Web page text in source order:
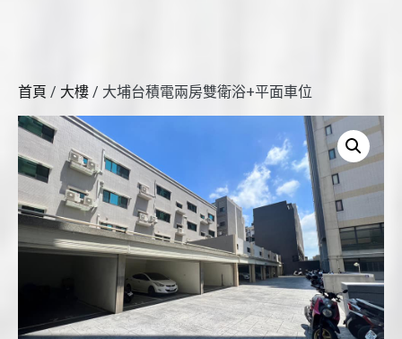
首頁 / 大樓 / 大埔台積電兩房雙衛浴+平面車位